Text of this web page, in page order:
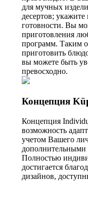
для мучных
десертов;
готовности. Вы
приготовления
программ. Таким
приготовить
вы можете быть
превосходно.
Концепция
Концепция
возможность
учетом Вашего
дополнительными
Полностью
достигается
дизайнов,